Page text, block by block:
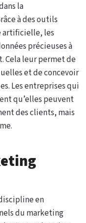
la
à des outils
artificielle, les
précieuses à
Cela leur permet de
et de concevoir
Les entreprises qui
qu’elles peuvent
des clients, mais
en
du marketing